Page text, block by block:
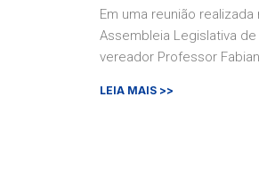
Em uma reunião
Assembleia Legislativa
vereador Professor
LEIA MAIS >>